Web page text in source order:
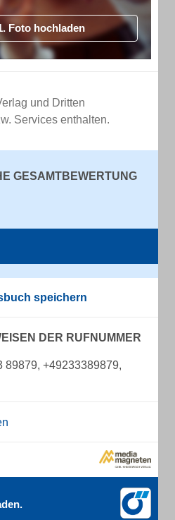
Foto hochladen
und Dritten
Services enthalten.
GESAMTBEWERTUNG
speichern
DER RUFNUMMER
89879, +49233389879,